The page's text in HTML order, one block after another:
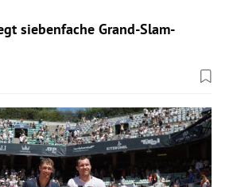
siebenfache Grand-Slam-